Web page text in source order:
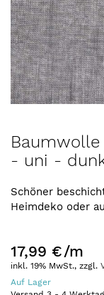
Anfang
der
springen
- uni -
Schöner
Heimdeko oder
17,99 €/m
inkl. 19% MwSt., zzgl.
Auf Lager